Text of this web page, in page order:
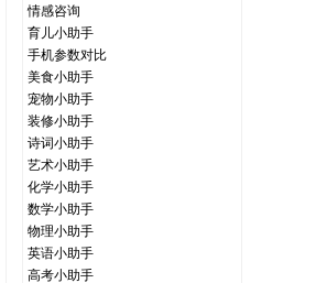
情感咨询
育儿小助手
手机参数对比
美食小助手
宠物小助手
装修小助手
诗词小助手
艺术小助手
化学小助手
数学小助手
物理小助手
英语小助手
高考小助手